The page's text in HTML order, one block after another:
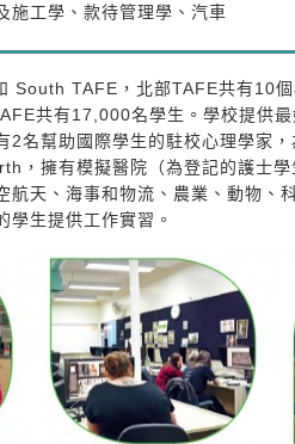
施工學、款待管理學、汽車
South TAFE，北部TAFE共有10
共有17,000名學生。學校提供
2名幫助國際學生的駐校心理學家
，擁有模擬醫院（為登記的護士
航天、海事和物流、農業、動物
學生提供工作實習。